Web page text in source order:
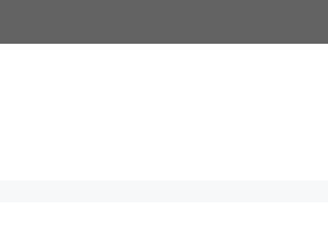
al